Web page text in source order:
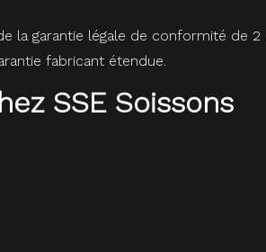
la garantie légale de conformité
fabricant étendue.
SSE Soissons